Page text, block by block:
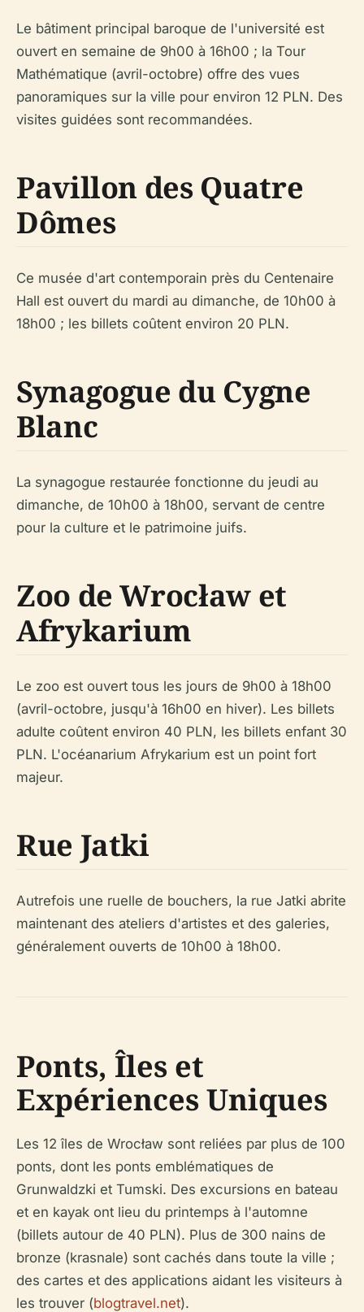
Le bâtiment principal baroque de l'université est
ouvert en semaine de 9h00 à 16h00 ; la Tour
Mathématique (avril-octobre) offre des vues
panoramiques sur la ville pour environ 12 PLN. Des
visites guidées sont recommandées.
Pavillon des Quatre
Dômes
Ce musée d'art contemporain près du Centenaire
Hall est ouvert du mardi au dimanche, de 10h00 à
18h00 ; les billets coûtent environ 20 PLN.
Synagogue du Cygne
Blanc
La synagogue restaurée fonctionne du jeudi au
dimanche, de 10h00 à 18h00, servant de centre
pour la culture et le patrimoine juifs.
Zoo de Wrocław et
Afrykarium
Le zoo est ouvert tous les jours de 9h00 à 18h00
(avril-octobre, jusqu'à 16h00 en hiver). Les billets
adulte coûtent environ 40 PLN, les billets enfant 30
PLN. L'océanarium Afrykarium est un point fort
majeur.
Rue Jatki
Autrefois une ruelle de bouchers, la rue Jatki abrite
maintenant des ateliers d'artistes et des galeries,
généralement ouverts de 10h00 à 18h00.
Ponts, Îles et
Expériences Uniques
Les 12 îles de Wrocław sont reliées par plus de 100
ponts, dont les ponts emblématiques de
Grunwaldzki et Tumski. Des excursions en bateau
et en kayak ont lieu du printemps à l'automne
(billets autour de 40 PLN). Plus de 300 nains de
bronze (krasnale) sont cachés dans toute la ville ;
des cartes et des applications aidant les visiteurs à
les trouver (blogtravel.net).